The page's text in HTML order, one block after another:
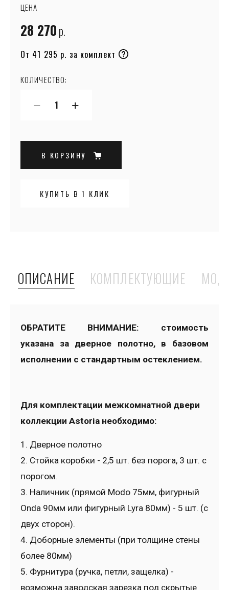
ЦЕНА
28 270р.
От 41 295 р. за комплект
КОЛИЧЕСТВО:
− +
В КОРЗИНУ
КУПИТЬ В 1 КЛИК
ОПИСАНИЕ КОМПЛЕКТУЮЩИЕ
ОБРАТИТЕ ВНИМАНИЕ: стоимость
указана за дверное полотно, в базовом
исполнении с стандартным остеклением.
Для комплектации межкомнатной двери
коллекции Astoria необходимо:
1. Дверное полотно
2. Стойка коробки - 2,5 шт. без порога, 3 шт. с
порогом.
3. Наличник (прямой Modo 75мм, фигурный
Onda 90мм или фигурный Lyra 80мм) - 5 шт. (с
двух сторон).
4. Доборные элементы (при толщине стены
более 80мм)
5. Фурнитура (ручка, петли, защелка) -
возможна заводская зарезка под скрытые